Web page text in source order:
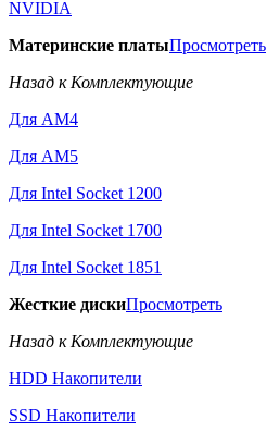
NVIDIA
Материнские платыПросмотреть
Назад к Комплектующие
Для AM4
Для AM5
Для Intel Socket 1200
Для Intel Socket 1700
Для Intel Socket 1851
Жесткие дискиПросмотреть
Назад к Комплектующие
HDD Накопители
SSD Накопители